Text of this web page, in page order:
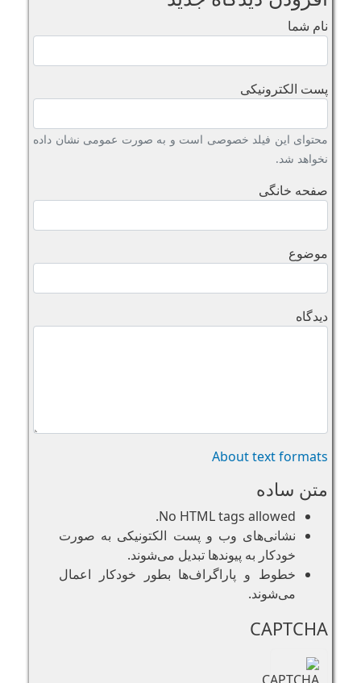
نام شما
پست الکترونیکی
محتوای این فیلد خصوصی است و به صورت عمومی نشان داده
نخواهد شد.
صفحه خانگی
موضوع
دیدگاه
About text formats
متن ساده
No HTML tags allowed.
نشانی‌های وب و پست الکتونیکی به صورت
خودکار به پیوند‌ها تبدیل می‌شوند.
خطوط و پاراگراف‌ها بطور خودکار اعمال
می‌شوند.
CAPTCHA